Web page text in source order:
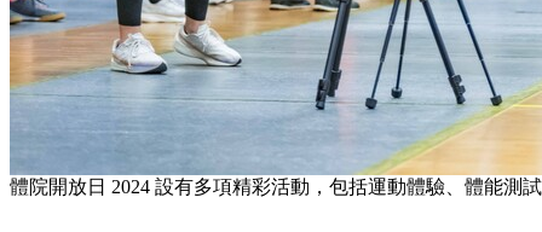
體院開放日 2024 設有多項精彩活動，包括運動體驗、體能測